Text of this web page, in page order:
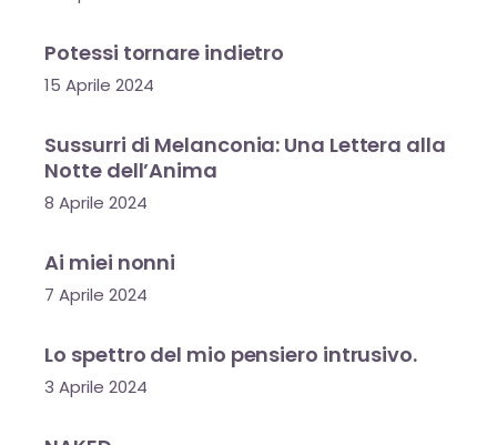
Potessi tornare indietro
15 Aprile 2024
Sussurri di Melanconia: Una Lettera alla
Notte dell’Anima
8 Aprile 2024
Ai miei nonni
7 Aprile 2024
Lo spettro del mio pensiero intrusivo.
3 Aprile 2024